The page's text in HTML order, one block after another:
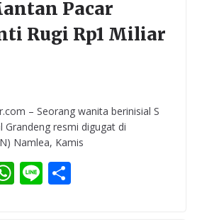
Pacar
Rugi Rp1 Miliar
– Seorang wanita berinisial S
Grandeng resmi digugat di
Namlea, Kamis
W Li